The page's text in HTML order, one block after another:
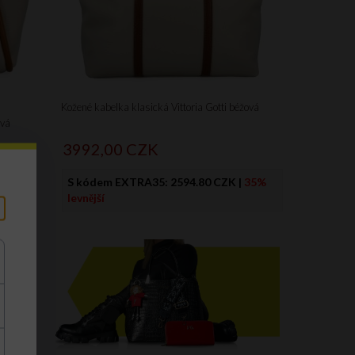
Kožené kabelka klasická Vittoria Gotti béžová
3992, 00 CZK
S kódem EXTRA35: 2594.80 CZK | 35%
levnější